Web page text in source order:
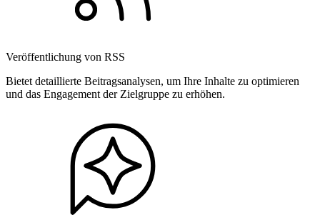
Veröffentlichung von RSS
Bietet detaillierte Beitragsanalysen, um Ihre Inhalte zu optimieren
und das Engagement der Zielgruppe zu erhöhen.